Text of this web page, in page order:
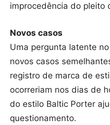
improcedência do pleito
Novos casos
Uma pergunta latente
novos casos
registro de marca de
ocorreriam nos dias de
do estilo Baltic Porter
questionamento.